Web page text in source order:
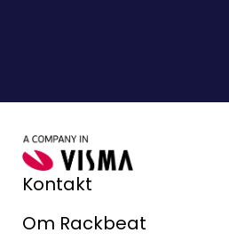
Kontakt
Om Rackbeat